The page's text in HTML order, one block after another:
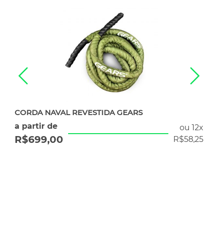
CORDA NAVAL REVESTIDA GEARS
ou 12x
R$58,25
a partir de
R$699,00